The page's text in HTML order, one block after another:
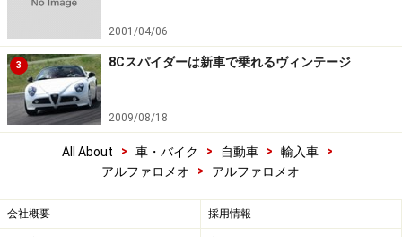
2001/04/06
3 8Cスパイダーは新車で乗れるヴィンテージ
2009/08/18
All About > 車・バイク > 自動車 > 輸入車
>
アルファロメオ
> アルファロメオ
会社概要 採用情報